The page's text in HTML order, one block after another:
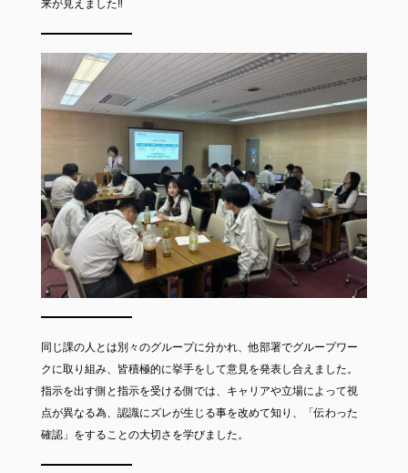
来が見えました‼
同じ課の人とは別々のグループに分かれ、他部署でグループワー
クに取り組み、皆積極的に挙手をして意見を発表し合えました。
指示を出す側と指示を受ける側では、キャリアや立場によって視
点が異なる為、認識にズレが生じる事を改めて知り、「伝わった
確認」をすることの大切さを学びました。